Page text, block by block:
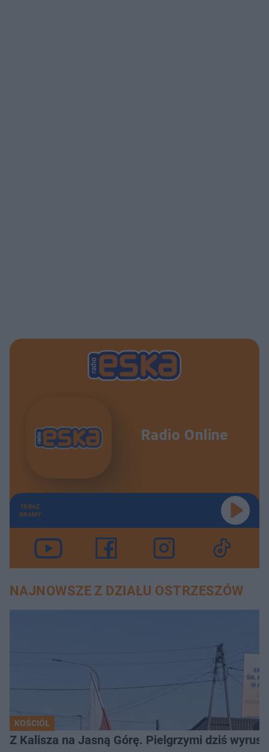
Radio Online
TERAZ
GRAMY
NAJNOWSZE Z DZIAŁU OSTRZESZÓW
KOŚCIÓŁ
Z Kalisza na Jasną Górę. Pielgrzymi dziś